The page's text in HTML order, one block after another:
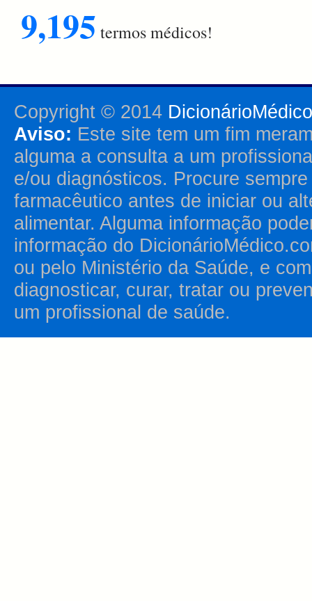
9,195 termos médicos!
Copyright © 2014
Aviso: Este site tem um fim
alguma a consulta a um
e/ou diagnósticos. Procure
farmacêutico antes de iniciar ou
alimentar. Alguma informação
informação do
ou pelo Ministério da Saúde, e
diagnosticar, curar, tratar ou
um profissional de saúde.